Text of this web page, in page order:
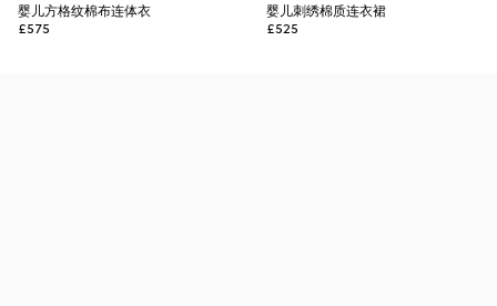
婴儿方格纹棉布连体衣
£575
婴儿刺绣棉质连衣裙
£525